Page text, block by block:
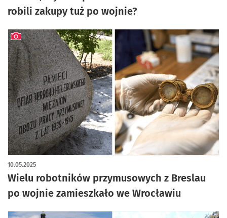
robili zakupy tuż po wojnie?
Wielu robotników przymusowych z Breslau
po wojnie zamieszkało we Wrocławiu
10.05.2025
artykuł z galerią zdjęć